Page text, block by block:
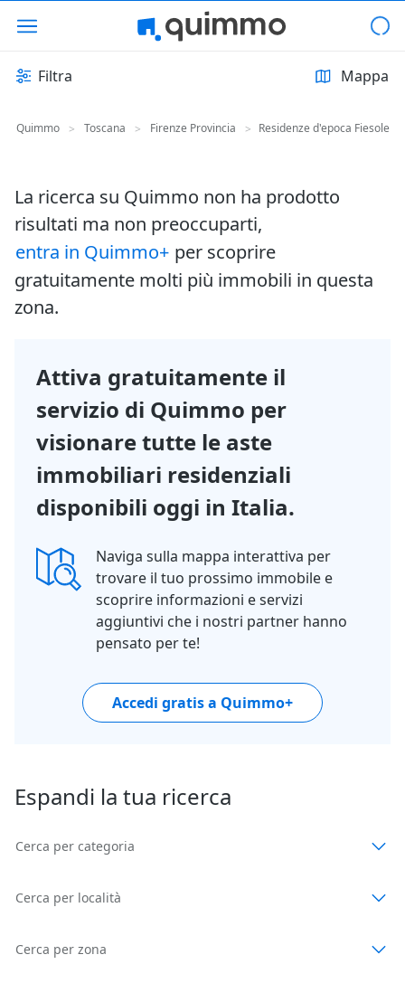
Filtra Mappa
Quimmo > Toscana > Firenze Provincia > Residenze d'epoca Fiesole
La ricerca su Quimmo non ha prodotto
risultati ma non preoccuparti,
entra in Quimmo+ per scoprire
gratuitamente molti più immobili in questa
zona.
Attiva gratuitamente il
servizio di Quimmo per
visionare tutte le aste
immobiliari residenziali
disponibili oggi in Italia.
Naviga sulla mappa interattiva per
trovare il tuo prossimo immobile e
scoprire informazioni e servizi
aggiuntivi che i nostri partner hanno
pensato per te!
Accedi gratis a Quimmo+
Espandi la tua ricerca
Cerca per categoria
Cerca per località
Cerca per zona